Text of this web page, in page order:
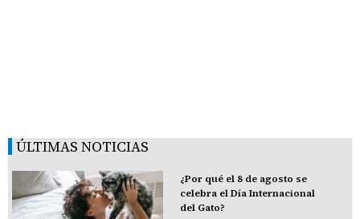
ÚLTIMAS NOTICIAS
¿Por qué el 8 de agosto se
celebra el Día Internacional
del Gato?